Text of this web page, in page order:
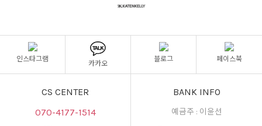
인스타그램
카카오
블로그 페이스북
CS CENTER
070-4177-1514
BANK INFO
예금주 : 이윤선